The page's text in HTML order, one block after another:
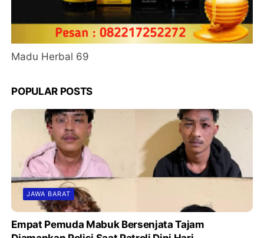
Madu Herbal 69
POPULAR POSTS
JAWA BARAT
Empat Pemuda Mabuk Bersenjata Tajam